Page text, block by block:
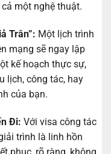
một nghệ thuật.
Trân”: Một lịch trình
mạng sẽ ngay lập
kế hoạch thực sự,
lịch, công tác, hay
của bạn.
Đi: Với visa công tác
trình là linh hồn